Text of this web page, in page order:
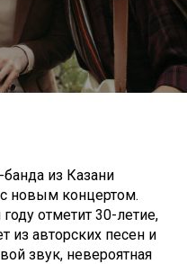
из Казани
новым концертом.
отметит 30-летие,
из авторских песен и
звук, невероятная